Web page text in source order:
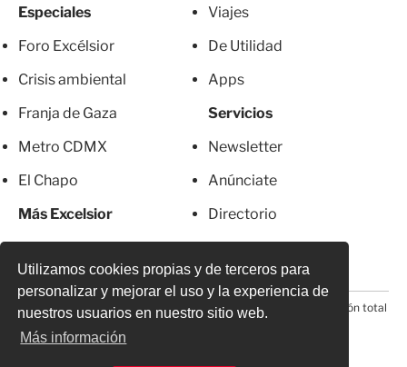
Utilizamos cookies propias y de terceros para
personalizar y mejorar el uso y la experiencia de
nuestros usuarios en nuestro sitio web.
Más información
Especiales
Foro Excélsior
Crisis ambiental
Franja de Gaza
Metro CDMX
El Chapo
Más Excelsior
Viajes
De Utilidad
Apps
Servicios
Newsletter
Anúnciate
Directorio
© 2026 Todos los derechos reservados. Prohibida la reproducción total
o parcial, incluyendo cualquier medio electrónico*